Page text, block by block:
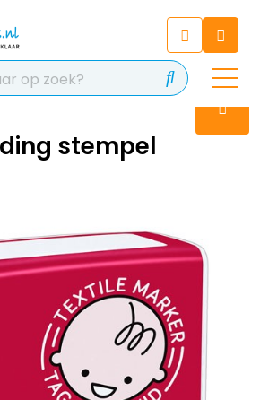
24/7 met onze chatbot
hulp
stempel